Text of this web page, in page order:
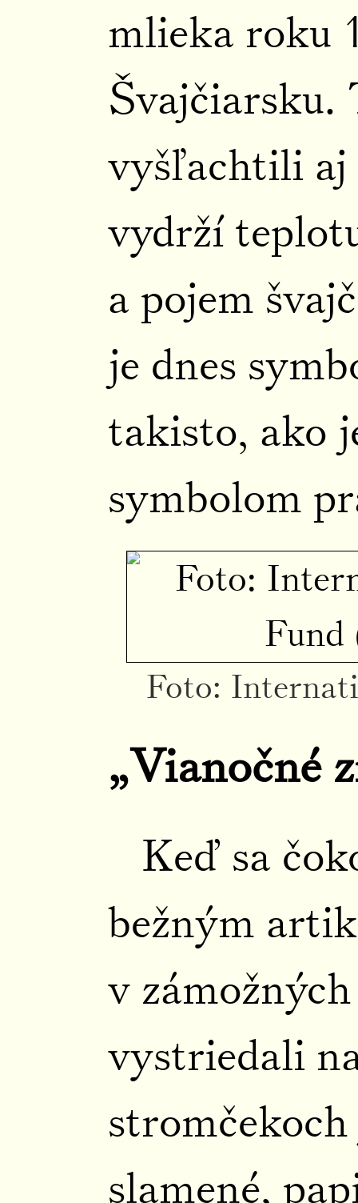
mlieka roku
Švajčiarsku.
vyšľachtili aj
vydrží
a pojem
je dnes
takisto, ako
symbolom
Foto:
„Vianočné
Keď sa
bežným
v
vystriedali
slamené,